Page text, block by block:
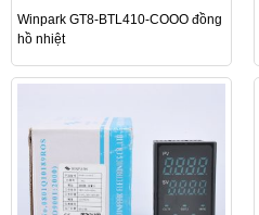
Winpark GT8-BTL410-COOO đồng
hồ nhiệt